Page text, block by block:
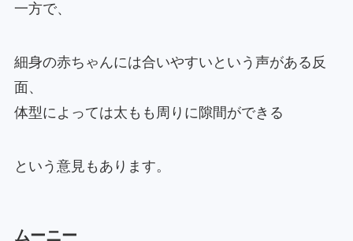
一方で、
細身の赤ちゃんには合いやすいという声がある反
面、
体型によっては太もも周りに隙間ができる
という意見もあります。
ムーニー